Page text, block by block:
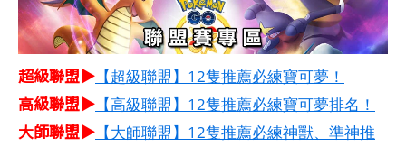
超級聯盟▶ 【超級聯盟】12隻推薦必練寶可夢！
高級聯盟▶ 【高級聯盟】12隻推薦必練寶可夢排名！
大師聯盟▶ 【大師聯盟】12隻推薦必練神獸、準神推